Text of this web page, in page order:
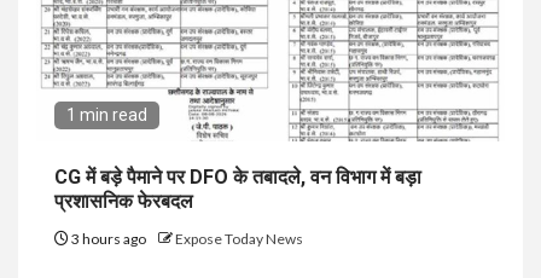
1 min read
CG में बड़े पैमाने पर DFO के तबादले, वन विभाग में बड़ा
प्रशासनिक फेरबदल
3 hours ago Expose Today News